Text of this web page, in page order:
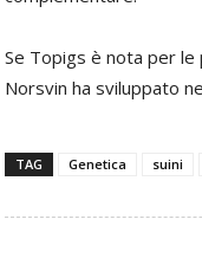
Se Topigs è nota per le
Norsvin ha sviluppato
TAG Genetica suini